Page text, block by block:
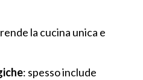
la cucina unica e
: spesso include